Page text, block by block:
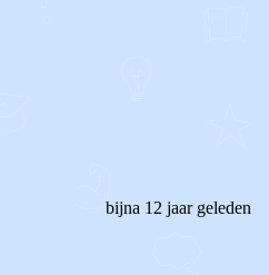
bijna 12 jaar geleden